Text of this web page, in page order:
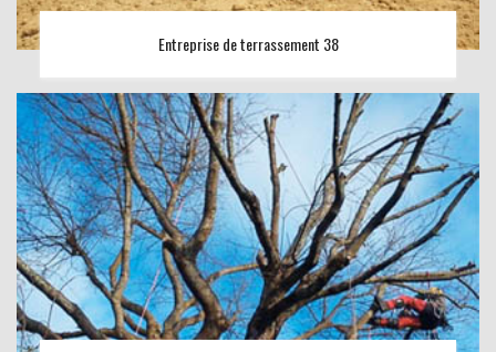
Entreprise de terrassement 38